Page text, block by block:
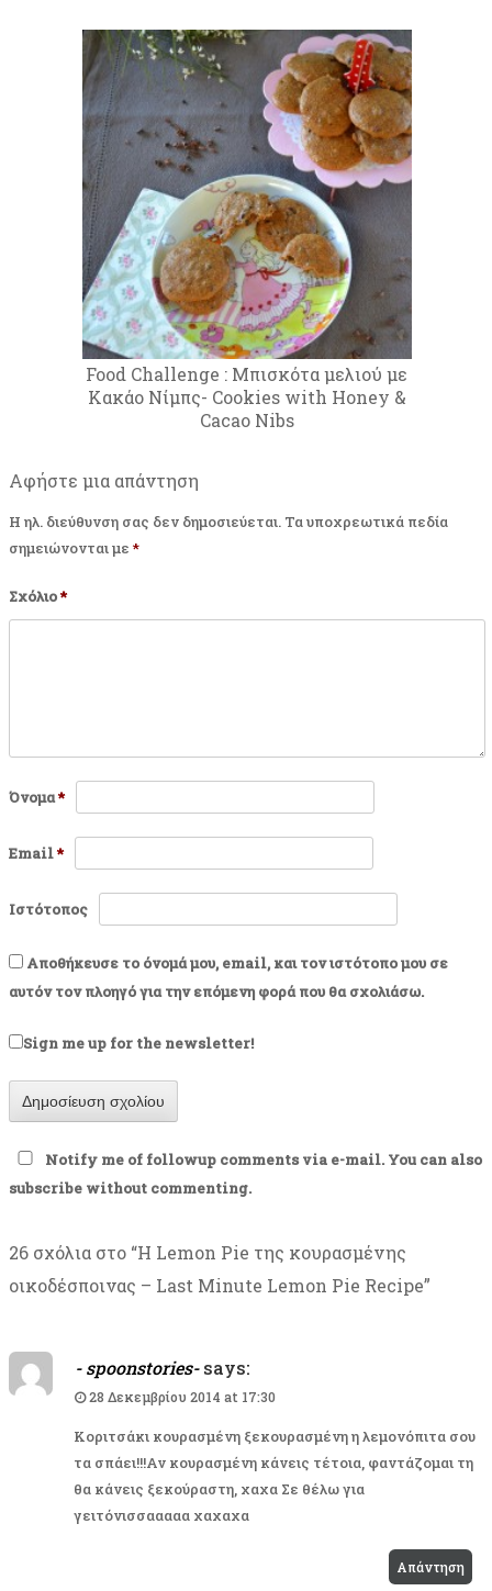
Food Challenge : Μπισκότα μελιού με
Κακάο Νίμπς- Cookies with Honey &
Cacao Nibs
Αφήστε μια απάντηση
Η ηλ. διεύθυνση σας δεν δημοσιεύεται. Τα υποχρεωτικά πεδία
σημειώνονται με *
Σχόλιο*
Όνομα*
Email*
Ιστότοπος
Αποθήκευσε το όνομά μου, email, και τον ιστότοπο μου σε
αυτόν τον πλοηγό για την επόμενη φορά που θα σχολιάσω.
Sign me up for the newsletter!
Notify me of followup comments via e-mail. You can also
subscribe without commenting.
26 σχόλια στο “Η Lemon Pie της κουρασμένης
οικοδέσποινας – Last Minute Lemon Pie Recipe”
- spoonstories- says:
28 Δεκεμβρίου 2014 at 17:30
Κοριτσάκι κουρασμένη ξεκουρασμένη η λεμονόπιτα σου
τα σπάει!!!Αν κουρασμένη κάνεις τέτοια, φαντάζομαι τη
θα κάνεις ξεκούραστη, χαχα Σε θέλω για
γειτόνισσααααα χαχαχα
Απάντηση